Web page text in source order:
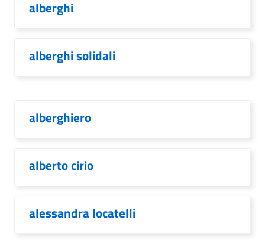
alberghi
alberghi solidali
alberghiero
alberto cirio
alessandra locatelli